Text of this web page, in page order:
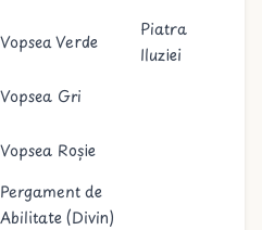
Vopsea Verde
Piatra
Iluziei
Vopsea Gri
Vopsea Roșie
Pergament de
Abilitate (Divin)